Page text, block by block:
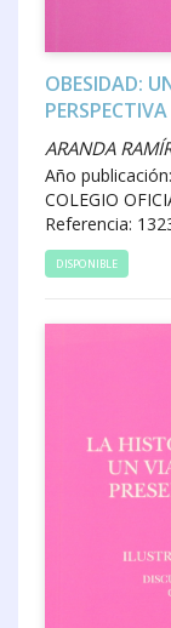
OBESIDAD:
ARANDA
Año
COLEGIO
Referencia:
DISPONIBLE